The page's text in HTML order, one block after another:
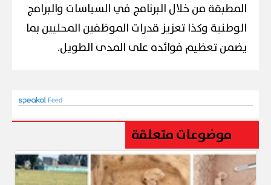
المطبقة من خلال البرنامج في السياسات والبرامج
الوطنية وكذا تعزيز قدرات الموظفين المحليين بما
يضمن تعظيم فوائده على المدى الطويل.
موضوعات متعلقة